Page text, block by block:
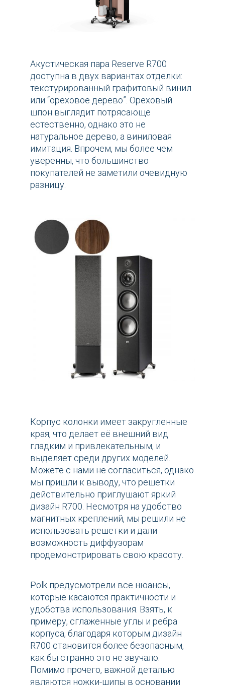
Акустическая пара Reserve R700
доступна в двух вариантах отделки:
текстурированный графитовый винил
или “ореховое дерево”. Ореховый
шпон выглядит потрясающе
естественно, однако это не
натуральное дерево, а виниловая
имитация. Впрочем, мы более чем
уверенны, что большинство
покупателей не заметили очевидную
разницу.
Корпус колонки имеет закругленные
края, что делает её внешний вид
гладким и привлекательным, и
выделяет среди других моделей.
Можете с нами не согласиться, однако
мы пришли к выводу, что решетки
действительно приглушают яркий
дизайн R700. Несмотря на удобство
магнитных креплений, мы решили не
использовать решетки и дали
возможность диффузорам
продемонстрировать свою красоту.
Polk предусмотрели все нюансы,
которые касаются практичности и
удобства использования. Взять, к
примеру, сглаженные углы и ребра
корпуса, благодаря которым дизайн
R700 становится более безопасным,
как бы странно это не звучало.
Помимо прочего, важной деталью
являются ножки-шипы в основании